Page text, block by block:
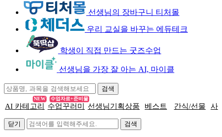
선생님의 장바구니 티처몰
우리 교실을 바꾸는 에듀테크
학생이 직접 만드는 굿즈수업
선생님을 가장 잘 아는 AI, 마이클
AI 카테고리
NEW
수업꾸러미
수업자료+준비물
선생님기획상품 베스트 간식/선물 사
닫기